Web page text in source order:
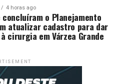
4 horas ago
concluíram o Planejamento
atualizar cadastro para dar
cirurgia em Várzea Grande